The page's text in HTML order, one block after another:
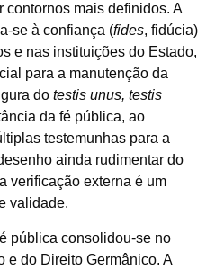
mais definidos. A
se à confiança (fides, fidúcia)
e nas instituições do Estado,
para a manutenção da
do testis unus, testis
da fé pública, ao
testemunhas para a
ainda rudimentar do
verificação externa é um
validade.
pública consolidou-se no
e do Direito Germânico. A